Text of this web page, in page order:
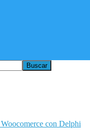
con Delphi